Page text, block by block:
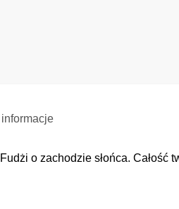
o zachodzie słońca. Całość